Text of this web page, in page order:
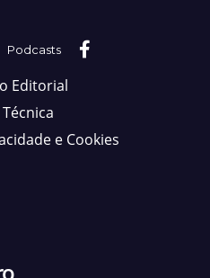
Podcasts
Editorial
e Cookies